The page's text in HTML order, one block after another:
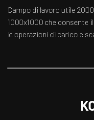
Campo di lavoro utile
1000x1000 che consente
le operazioni di carico e